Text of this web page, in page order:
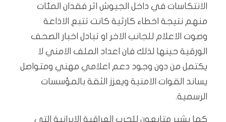
الانتكاسات في داخل الجيوش اثر فقدان المئات
منهم نتيجة اخطاء كارثية كانت تتبع الاذاعة
وصوت الاعلام للجانب الاخر او تبادل اخبار الصحف
الورقية حينها لذلك فان اعداد الملف الامني لا
يكتمل من دون وجود دعم اعلامي مهني ومتواصل
يساند القوات الامنية ويعزز الثقة بالمؤسسات
الرسمية.
كما يشير متابعون للحرب العراقية الايرانية التي